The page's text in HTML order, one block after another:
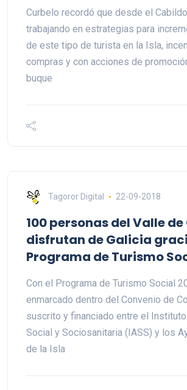
Curbelo recordó que desde el
trabajando en estrategias para
de este tipo de turista en la Isla,
compras y con acciones de
buque
Tagoror Digital 22-09-2018
100 personas del Valle
disfrutan de Galicia
Programa de Turismo
Con el Programa de Turismo Social
enmarcado dentro del Convenio de
suscrito y financiado entre el
Social y Sociosanitaria (IASS) y los
de la Isla